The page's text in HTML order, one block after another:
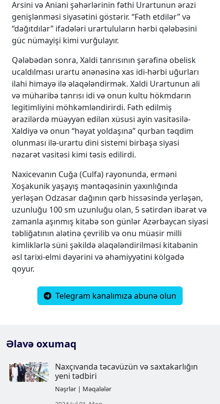
Əlavə oxumaq
Arsini və Aniani şəhərlərinin fəthi Urartunun ərazi
genişlənməsi siyasətini göstərir. “Fəth etdilər” və
“dağıtdılar” ifadələri urartuluların hərbi qələbəsini
güc nümayişi kimi vurğulayır.
Qələbədən sonra, Xaldi tanrısının şərəfinə obelisk
ucaldılması urartu ənənəsinə xas idi-hərbi uğurları
ilahi himayə ilə əlaqələndirmək. Xaldi Urartunun ali
və müharibə tanrısı idi və onun kultu hökmdarın
legitimliyini möhkəmləndirirdi. Fəth edilmiş
ərazilərdə müəyyən edilən xüsusi ayin vasitəsilə-
Xaldiyə və onun “həyat yoldaşına” qurban təqdim
olunması ilə-urartu dini sistemi birbaşa siyasi
nəzarət vasitəsi kimi təsis edilirdi.
Naxicevanın Cuğa (Culfa) rayonunda, erməni
Xoşakunik yaşayış məntəqəsinin yaxınlığında
yerləşən Odzasar dağının qərb hissəsində yerləşən,
uzunluğu 100 sm uzunluğu olan, 5 sətirdən ibarət və
zamanla aşınmış kitabə son günlər Azərbaycan siyasi
təbliğatının alətinə çevrilib və onu müasir milli
kimliklərlə süni şəkildə əlaqələndirilməsi kitabənin
əsl tarixi-elmi dəyərini və əhəmiyyətini kölgədə
qoyur.
Telegram kanalımıza abunə olun